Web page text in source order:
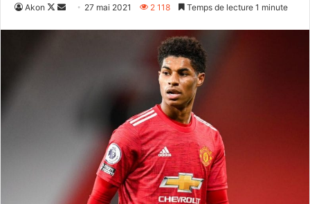
Akon
Follow
Envoyer27 mai 2021 2 118 Temps de lecture 1 minute